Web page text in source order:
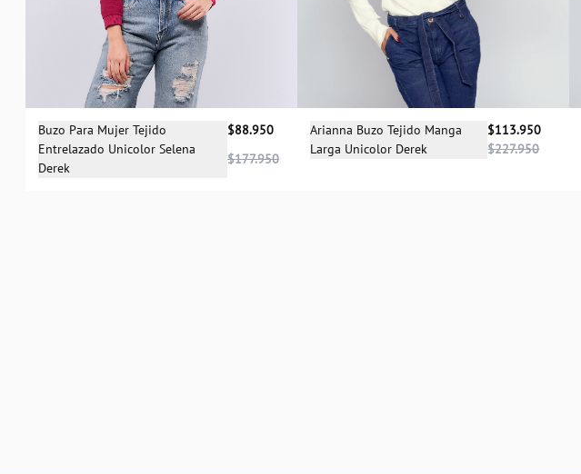
Selecciona una talla
XS L
Buzo Para Mujer Tejido
Entrelazado Unicolor Selena
Derek
$88.950
$177.950
Selecciona una talla
XS M
Arianna Buzo Tejido Manga
Larga Unicolor Derek
$113.950
$227.950